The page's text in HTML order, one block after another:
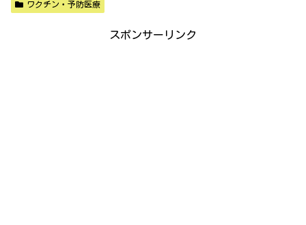
ワクチン・予防医療
スポンサーリンク